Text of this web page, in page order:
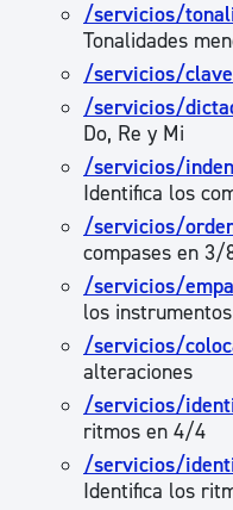
/servicios/
Tonalidades
/servicios/
/servicios/
Do, Re y Mi
/servicios/
Identifica los
/servicios/
compases en 3/
/servicios/
los instrumentos
/servicios/
alteraciones
/servicios/
ritmos en 4/4
/servicios/
Identifica los